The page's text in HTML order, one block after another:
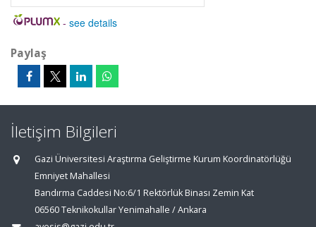
- see details
Paylaş
İletişim Bilgileri
Gazi Üniversitesi Araştırma Geliştirme Kurum Koordinatörlüğü
Emniyet Mahallesi
Bandırma Caddesi No:6/1 Rektörlük Binası Zemin Kat
06560 Teknikokullar Yenimahalle / Ankara